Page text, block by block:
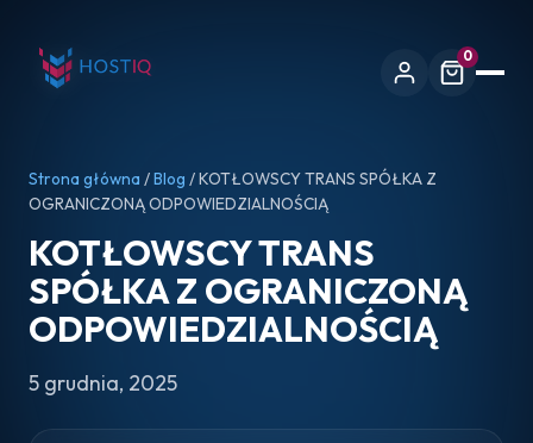
0
Strona główna /Blog / KOTŁOWSCY TRANS SPÓŁKA Z
OGRANICZONĄ ODPOWIEDZIALNOŚCIĄ
KOTŁOWSCY TRANS
SPÓŁKA Z OGRANICZONĄ
ODPOWIEDZIALNOŚCIĄ
5 grudnia, 2025